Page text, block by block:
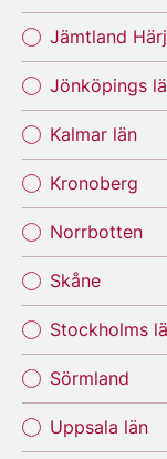
Jämtland
Jönköpings
Kalmar län
Kronoberg
Norrbotten
Skåne
Stockholms
Sörmland
Uppsala län